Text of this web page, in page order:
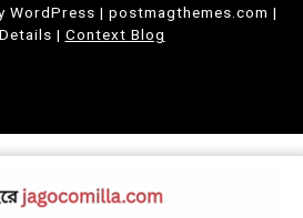
WordPress | postmagthemes.com |
| Context Blog